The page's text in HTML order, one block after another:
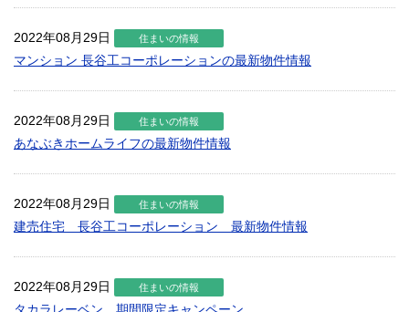
2022年08月29日 住まいの情報
マンション 長谷工コーポレーションの最新物件情報
2022年08月29日 住まいの情報
あなぶきホームライフの最新物件情報
2022年08月29日 住まいの情報
建売住宅 長谷工コーポレーション 最新物件情報
2022年08月29日 住まいの情報